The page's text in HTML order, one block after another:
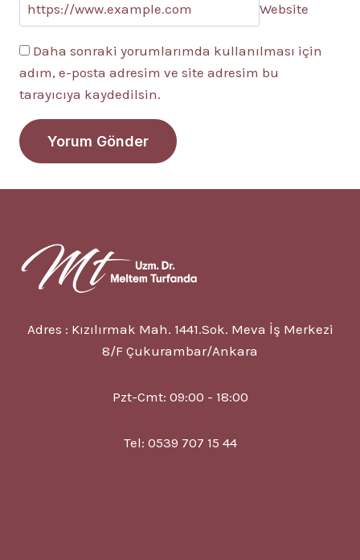
Website
Daha sonraki yorumlarımda kullanılması için
adım, e-posta adresim ve site adresim bu
tarayıcıya kaydedilsin.
Adres : Kızılırmak Mah. 1441.Sok. Meva İş Merkezi
8/F Çukurambar/Ankara
Pzt-Cmt: 09:00 - 18:00
Tel: 0539 707 15 44